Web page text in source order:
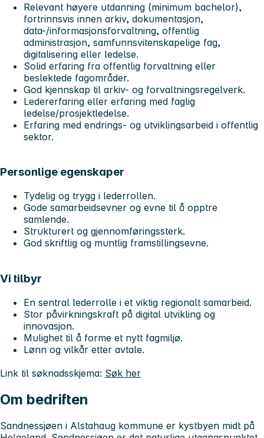
Relevant høyere utdanning (minimum bachelor),
fortrinnsvis innen arkiv, dokumentasjon,
data-/informasjonsforvaltning, offentlig
administrasjon, samfunnsvitenskapelige fag,
digitalisering eller ledelse.
Solid erfaring fra offentlig forvaltning eller
beslektede fagområder.
God kjennskap til arkiv- og forvaltningsregelverk.
Ledererfaring eller erfaring med faglig
ledelse/prosjektledelse.
Erfaring med endrings- og utviklingsarbeid i offentlig
sektor.
Personlige egenskaper
Tydelig og trygg i lederrollen.
Gode samarbeidsevner og evne til å opptre
samlende.
Strukturert og gjennomføringssterk.
God skriftlig og muntlig framstillingsevne.
Vi tilbyr
En sentral lederrolle i et viktig regionalt samarbeid.
Stor påvirkningskraft på digital utvikling og
innovasjon.
Mulighet til å forme et nytt fagmiljø.
Lønn og vilkår etter avtale.
Link til søknadsskjema: Søk her
Om bedriften
Sandnessjøen i Alstahaug kommune er kystbyen midt på